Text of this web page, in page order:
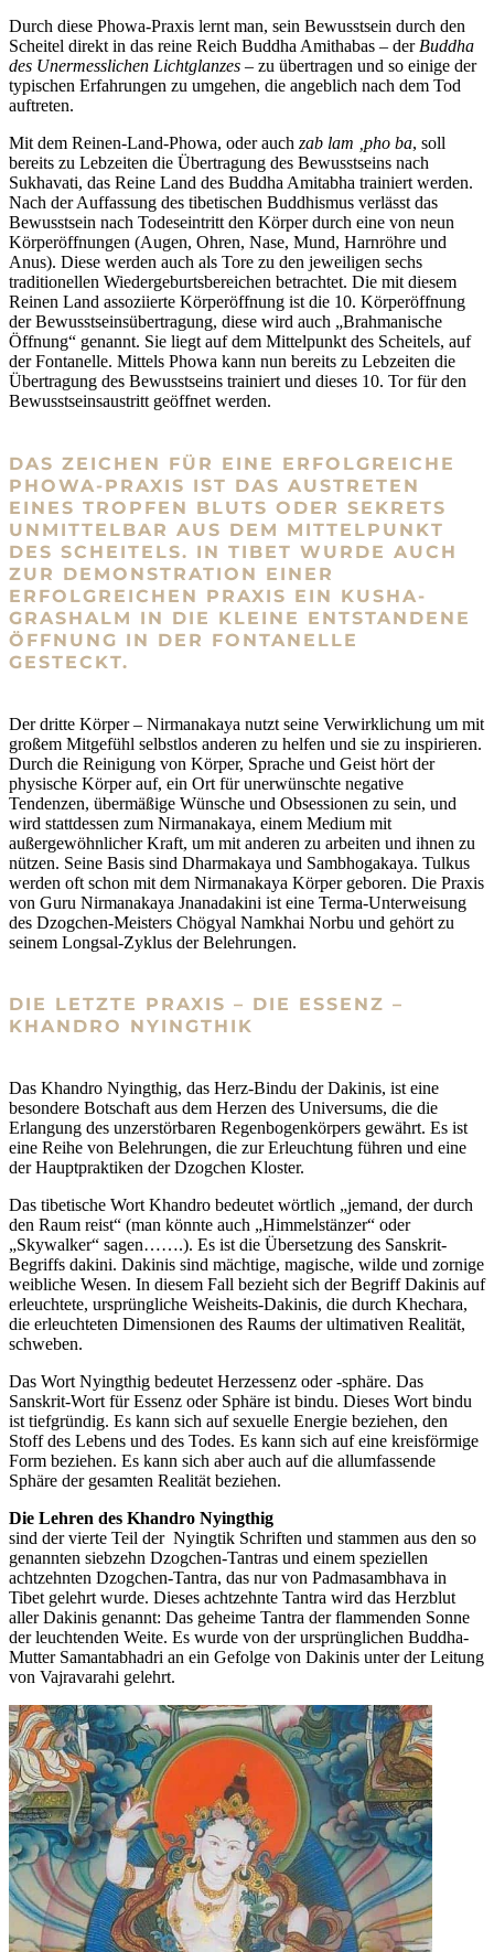
Durch diese Phowa-Praxis lernt man, sein Bewusstsein durch den
Scheitel direkt in das reine Reich Buddha Amithabas – derBuddha
des Unermesslichen Lichtglanzes – zu übertragen und so einige der
typischen Erfahrungen zu umgehen, die angeblich nach dem Tod
auftreten.
Mit dem Reinen-Land-Phowa, oder auch zab lam ‚pho ba, soll
bereits zu Lebzeiten die Übertragung des Bewusstseins nach
Sukhavati, das Reine Land des Buddha Amitabha trainiert werden.
Nach der Auffassung des tibetischen Buddhismus verlässt das
Bewusstsein nach Todeseintritt den Körper durch eine von neun
Körperöffnungen (Augen, Ohren, Nase, Mund, Harnröhre und
Anus). Diese werden auch als Tore zu den jeweiligen sechs
traditionellen Wiedergeburtsbereichen betrachtet. Die mit diesem
Reinen Land assoziierte Körperöffnung ist die 10. Körperöffnung
der Bewusstseinsübertragung, diese wird auch „Brahmanische
Öffnung“ genannt. Sie liegt auf dem Mittelpunkt des Scheitels, auf
der Fontanelle. Mittels Phowa kann nun bereits zu Lebzeiten die
Übertragung des Bewusstseins trainiert und dieses 10. Tor für den
Bewusstseinsaustritt geöffnet werden.
DAS ZEICHEN FÜR EINE ERFOLGREICHE
PHOWA-PRAXIS IST DAS AUSTRETEN
EINES TROPFEN BLUTS ODER SEKRETS
UNMITTELBAR AUS DEM MITTELPUNKT
DES SCHEITELS. IN TIBET WURDE AUCH
ZUR DEMONSTRATION EINER
ERFOLGREICHEN PRAXIS EIN KUSHA-
GRASHALM IN DIE KLEINE ENTSTANDENE
ÖFFNUNG IN DER FONTANELLE
GESTECKT.
Der dritte Körper – Nirmanakaya nutzt seine Verwirklichung um mit
großem Mitgefühl selbstlos anderen zu helfen und sie zu inspirieren.
Durch die Reinigung von Körper, Sprache und Geist hört der
physische Körper auf, ein Ort für unerwünschte negative
Tendenzen, übermäßige Wünsche und Obsessionen zu sein, und
wird stattdessen zum Nirmanakaya, einem Medium mit
außergewöhnlicher Kraft, um mit anderen zu arbeiten und ihnen zu
nützen. Seine Basis sind Dharmakaya und Sambhogakaya. Tulkus
werden oft schon mit dem Nirmanakaya Körper geboren. Die Praxis
von Guru Nirmanakaya Jnanadakini ist eine Terma-Unterweisung
des Dzogchen-Meisters Chögyal Namkhai Norbu und gehört zu
seinem Longsal-Zyklus der Belehrungen.
DIE LETZTE PRAXIS – DIE ESSENZ –
KHANDRO NYINGTHIK
Das Khandro Nyingthig, das Herz-Bindu der Dakinis, ist eine
besondere Botschaft aus dem Herzen des Universums, die die
Erlangung des unzerstörbaren Regenbogenkörpers gewährt. Es ist
eine Reihe von Belehrungen, die zur Erleuchtung führen und eine
der Hauptpraktiken der Dzogchen Kloster.
Das tibetische Wort Khandro bedeutet wörtlich „jemand, der durch
den Raum reist“ (man könnte auch „Himmelstänzer“ oder
„Skywalker“ sagen…….). Es ist die Übersetzung des Sanskrit-
Begriffs dakini. Dakinis sind mächtige, magische, wilde und zornige
weibliche Wesen. In diesem Fall bezieht sich der Begriff Dakinis auf
erleuchtete, ursprüngliche Weisheits-Dakinis, die durch Khechara,
die erleuchteten Dimensionen des Raums der ultimativen Realität,
schweben.
Das Wort Nyingthig bedeutet Herzessenz oder -sphäre. Das
Sanskrit-Wort für Essenz oder Sphäre ist bindu. Dieses Wort bindu
ist tiefgründig. Es kann sich auf sexuelle Energie beziehen, den
Stoff des Lebens und des Todes. Es kann sich auf eine kreisförmige
Form beziehen. Es kann sich aber auch auf die allumfassende
Sphäre der gesamten Realität beziehen.
Die Lehren des Khandro Nyingthig
sind der vierte Teil der Nyingtik Schriften und stammen aus den so
genannten siebzehn Dzogchen-Tantras und einem speziellen
achtzehnten Dzogchen-Tantra, das nur von Padmasambhava in
Tibet gelehrt wurde. Dieses achtzehnte Tantra wird das Herzblut
aller Dakinis genannt: Das geheime Tantra der flammenden Sonne
der leuchtenden Weite. Es wurde von der ursprünglichen Buddha-
Mutter Samantabhadri an ein Gefolge von Dakinis unter der Leitung
von Vajravarahi gelehrt.